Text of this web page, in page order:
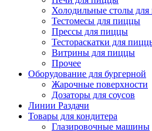
Холодильные столы
Тестомесы для пиццы
Прессы для пиццы
Тестораскатки для
Витрины для пиццы
Прочее
Оборудование для бургерной
Жарочные поверхности
Дозаторы для соусов
Линии Раздачи
Товары для кондитера
Глазировочные машины